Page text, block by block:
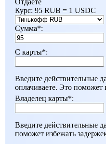
Курс: 95 RUB = 1 USDC
Сумма*:
С карты*:
Введите действительные
оплачиваете. Это поможет
Владелец карты*:
Введите действительные
поможет избежать